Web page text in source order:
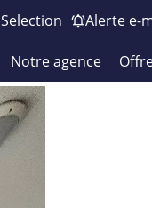
Selection Alerte e-
Notre agence